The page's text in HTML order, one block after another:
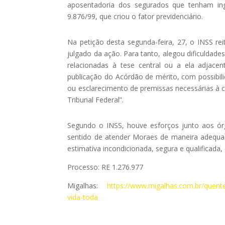
aposentadoria dos segurados que tenham
9.876/99, que criou o fator previdenciário.
Na petição desta segunda-feira, 27, o INSS
julgado da ação. Para tanto, alegou
relacionadas à tese central ou a ela
publicação do Acórdão de mérito, com
ou esclarecimento de premissas necessárias
Tribunal Federal”.
Segundo o INSS, houve esforços junto aos
sentido de atender Moraes de maneira
estimativa incondicionada, segura e
Processo: RE 1.276.977
Migalhas:https://www.migalhas.com.br/
vida-toda